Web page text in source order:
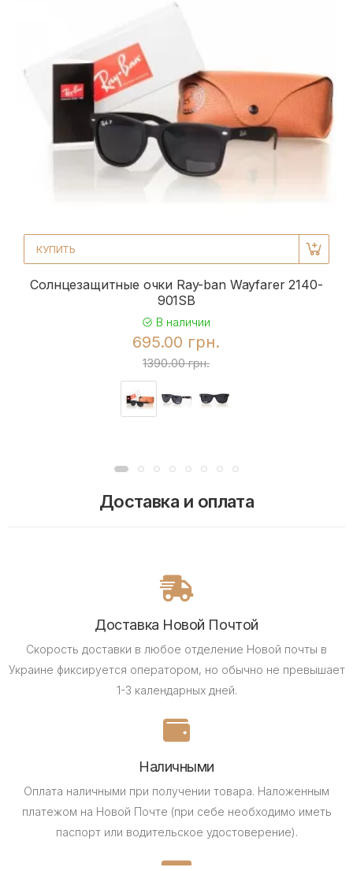
КУПИТЬ
Солнцезащитные очки Ray-ban Wayfarer 2140-
901SB
В наличии
695.00 грн.
1390.00 грн.
Доставка и оплата
Доставка Новой Почтой
Скорость доставки в любое отделение Новой почты в
Украине фиксируется оператором, но обычно не превышает
1-3 календарных дней.
Наличными
Оплата наличными при получении товара. Наложенным
платежом на Новой Почте (при себе необходимо иметь
паспорт или водительское удостоверение).